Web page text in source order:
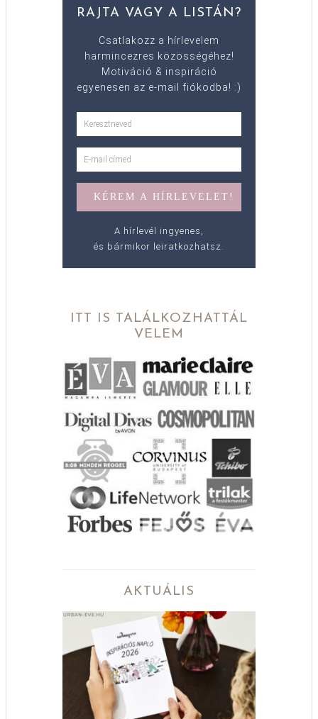
RAJTA VAGY A LISTÁN?
Csatlakozz a hírlevelem
harmincezres közösségéhez!
Motiváció & inspiráció
egyenesen az e-mail fiókodba! :)
A hírlevél ingyenes,
és bármikor leiratkozhatsz.
ITT IS TALÁLKOZHATTÁL
VELEM
AKTUÁLIS